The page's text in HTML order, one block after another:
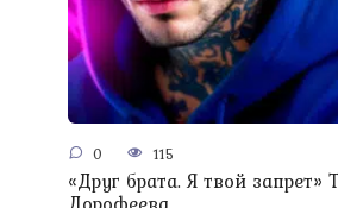
0 115
«Друг брата. Я твой запрет»